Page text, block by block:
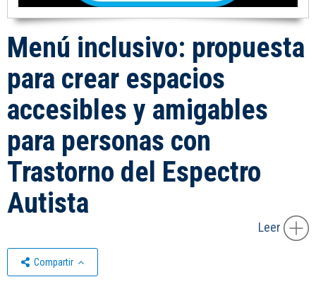
Menú inclusivo: propuesta
para crear espacios
accesibles y amigables
para personas con
Trastorno del Espectro
Autista
Leer
Compartir